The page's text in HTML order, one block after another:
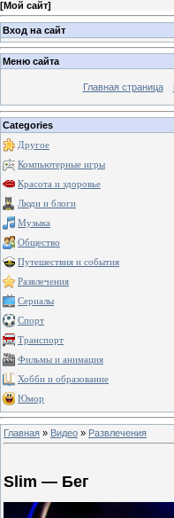
[Мой сайт]
Вход на сайт
Меню сайта
Главная страница
Categories
Другое
Компьютерные игры
Красота и здоровье
Люди и блоги
Музыка
Общество
Путешествия и события
Развлечения
Сериалы
Спорт
Транспорт
Фильмы и анимация
Хобби и образование
Юмор
Главная » Видео » Развлечения
Slim — Бег